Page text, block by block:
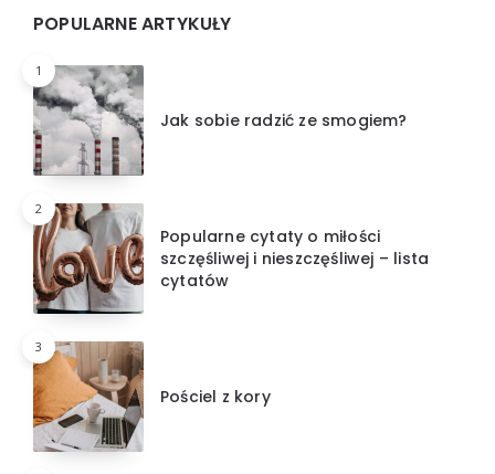
Widgets
POPULARNE ARTYKUŁY
1
Jak sobie radzić ze smogiem?
2
Popularne cytaty o miłości
szczęśliwej i nieszczęśliwej – lista
cytatów
3
Pościel z kory